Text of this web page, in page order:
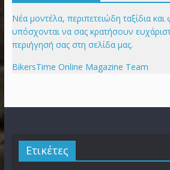
Νέα μοντέλα, περιπετειώδη ταξίδια
υπόσχονται να σας κρατήσουν
περιήγησή σας στη σελίδα μας.
BikersTime Online Magazine Team
Ετικέτες